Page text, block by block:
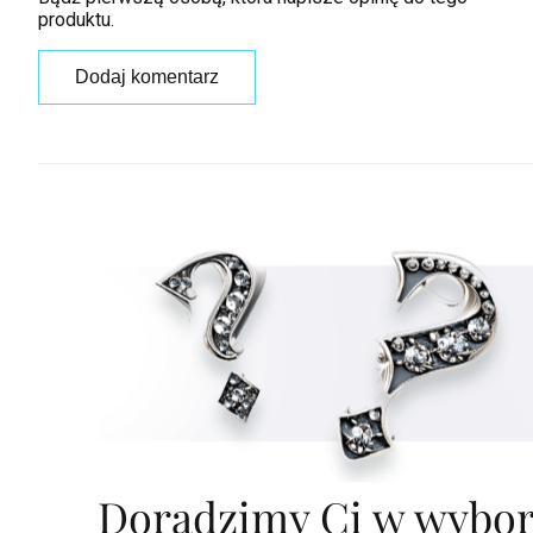
produktu.
Dodaj komentarz
Doradzimy Ci w